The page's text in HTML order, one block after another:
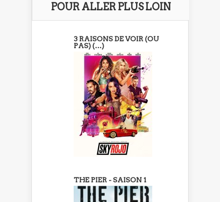
POUR ALLER PLUS LOIN
3 RAISONS DE VOIR (OU
PAS) (…)
THE PIER - SAISON 1